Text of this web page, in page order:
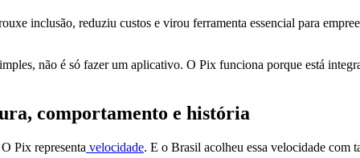
inclusão, reduziu custos e virou ferramenta essencial para
não é só fazer um aplicativo. O Pix funciona porque está
comportamento e história
Pix representa velocidade. E o Brasil acolheu essa velocidade com